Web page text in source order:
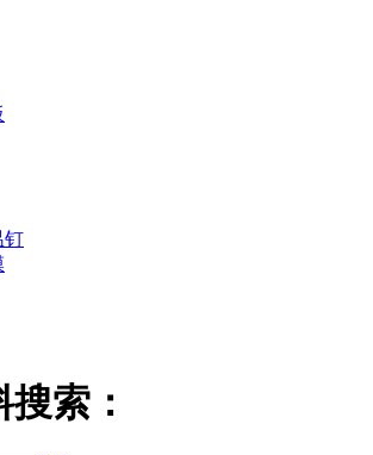
钉
索：